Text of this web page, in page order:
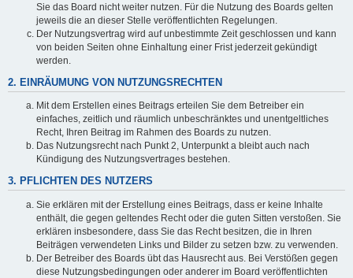
Sie das Board nicht weiter nutzen. Für die Nutzung des Boards gelten
jeweils die an dieser Stelle veröffentlichten Regelungen.
Der Nutzungsvertrag wird auf unbestimmte Zeit geschlossen und kann
von beiden Seiten ohne Einhaltung einer Frist jederzeit gekündigt
werden.
2. EINRÄUMUNG VON NUTZUNGSRECHTEN
Mit dem Erstellen eines Beitrags erteilen Sie dem Betreiber ein
einfaches, zeitlich und räumlich unbeschränktes und unentgeltliches
Recht, Ihren Beitrag im Rahmen des Boards zu nutzen.
Das Nutzungsrecht nach Punkt 2, Unterpunkt a bleibt auch nach
Kündigung des Nutzungsvertrages bestehen.
3. PFLICHTEN DES NUTZERS
Sie erklären mit der Erstellung eines Beitrags, dass er keine Inhalte
enthält, die gegen geltendes Recht oder die guten Sitten verstoßen. Sie
erklären insbesondere, dass Sie das Recht besitzen, die in Ihren
Beiträgen verwendeten Links und Bilder zu setzen bzw. zu verwenden.
Der Betreiber des Boards übt das Hausrecht aus. Bei Verstößen gegen
diese Nutzungsbedingungen oder anderer im Board veröffentlichten